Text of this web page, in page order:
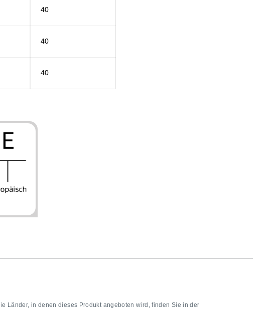
40
40
40
Länder, in denen dieses Produkt angeboten wird, finden Sie in der